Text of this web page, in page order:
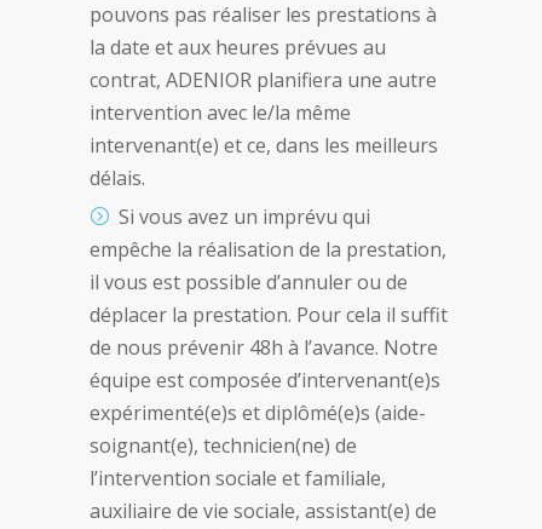
pouvons pas réaliser les prestations à
la date et aux heures prévues au
contrat, ADENIOR planifiera une autre
intervention avec le/la même
intervenant(e) et ce, dans les meilleurs
délais.
Si vous avez un imprévu qui
empêche la réalisation de la prestation,
il vous est possible d’annuler ou de
déplacer la prestation. Pour cela il suffit
de nous prévenir 48h à l’avance. Notre
équipe est composée d’intervenant(e)s
expérimenté(e)s et diplômé(e)s (aide-
soignant(e), technicien(ne) de
l’intervention sociale et familiale,
auxiliaire de vie sociale, assistant(e) de